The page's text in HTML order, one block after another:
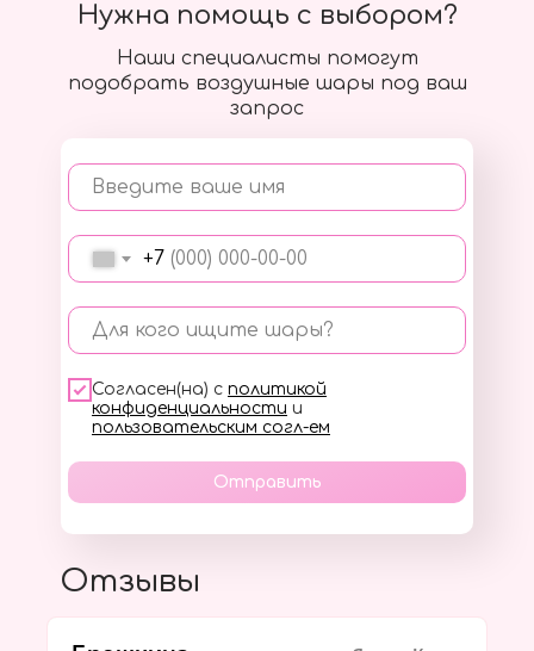
Наши специалисты помогут
подобрать воздушные шары под ваш
запрос
Введите ваше имя
+7
Для кого ищите шары?
Согласен(на) с политикой
конфиденциальности и
пользовательским согл-ем
Отправить
Нужна помощь с выбором?
Отзывы